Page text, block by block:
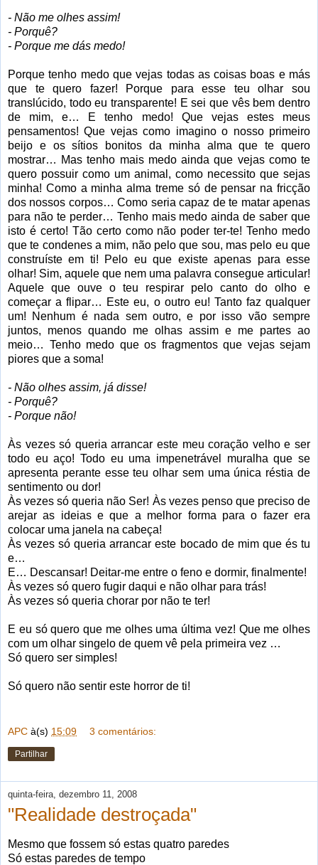
- Não me olhes assim!
- Porquê?
- Porque me dás medo!
Porque tenho medo que vejas todas as coisas boas e más
que te quero fazer! Porque para esse teu olhar sou
translúcido, todo eu transparente! E sei que vês bem dentro
de mim, e… E tenho medo! Que vejas estes meus
pensamentos! Que vejas como imagino o nosso primeiro
beijo e os sítios bonitos da minha alma que te quero
mostrar… Mas tenho mais medo ainda que vejas como te
quero possuir como um animal, como necessito que sejas
minha! Como a minha alma treme só de pensar na fricção
dos nossos corpos… Como seria capaz de te matar apenas
para não te perder… Tenho mais medo ainda de saber que
isto é certo! Tão certo como não poder ter-te! Tenho medo
que te condenes a mim, não pelo que sou, mas pelo eu que
construíste em ti! Pelo eu que existe apenas para esse
olhar! Sim, aquele que nem uma palavra consegue articular!
Aquele que ouve o teu respirar pelo canto do olho e
começar a flipar… Este eu, o outro eu! Tanto faz qualquer
um! Nenhum é nada sem outro, e por isso vão sempre
juntos, menos quando me olhas assim e me partes ao
meio… Tenho medo que os fragmentos que vejas sejam
piores que a soma!
- Não olhes assim, já disse!
- Porquê?
- Porque não!
Às vezes só queria arrancar este meu coração velho e ser
todo eu aço! Todo eu uma impenetrável muralha que se
apresenta perante esse teu olhar sem uma única réstia de
sentimento ou dor!
Às vezes só queria não Ser! Às vezes penso que preciso de
arejar as ideias e que a melhor forma para o fazer era
colocar uma janela na cabeça!
Às vezes só queria arrancar este bocado de mim que és tu
e…
E… Descansar! Deitar-me entre o feno e dormir, finalmente!
Às vezes só quero fugir daqui e não olhar para trás!
Às vezes só queria chorar por não te ter!
E eu só quero que me olhes uma última vez! Que me olhes
com um olhar singelo de quem vê pela primeira vez …
Só quero ser simples!
Só quero não sentir este horror de ti!
APC à(s) 15:09 3 comentários:
Partilhar
quinta-feira, dezembro 11, 2008
"Realidade destroçada"
Mesmo que fossem só estas quatro paredes
Só estas paredes de tempo